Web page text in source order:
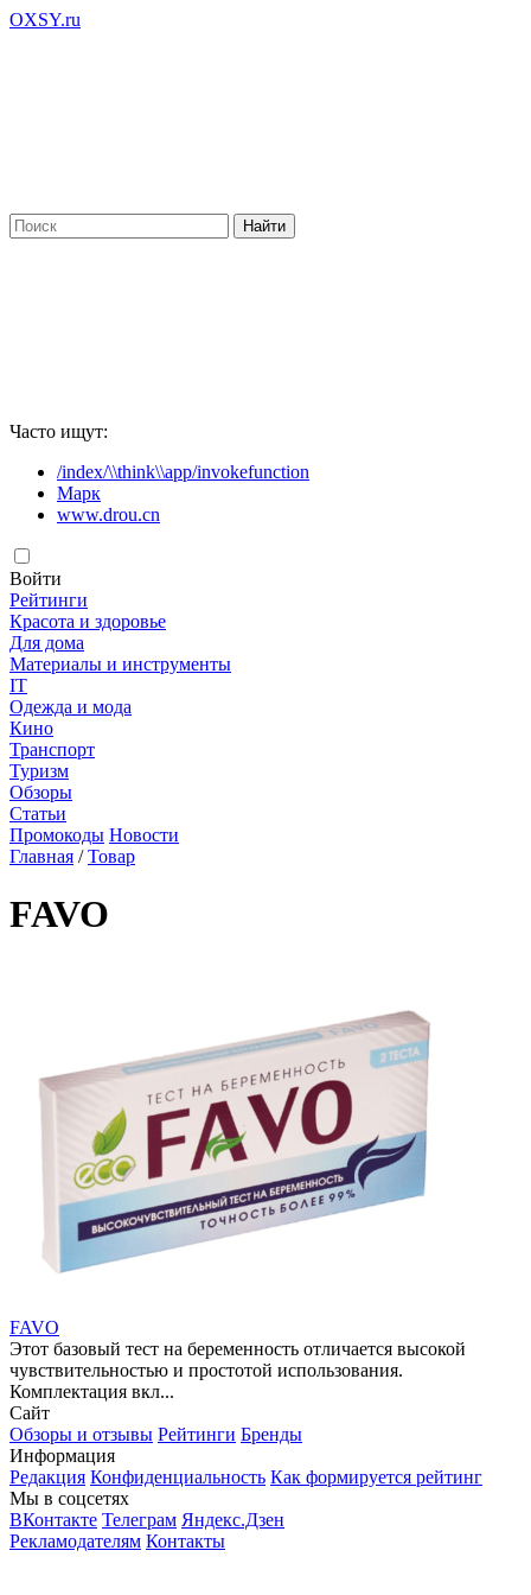
OXSY.ru
Часто ищут:
/index/\\think\\app/invokefunction
Марк
www.drou.cn
Войти
Рейтинги
Красота и здоровье
Для дома
Материалы и инструменты
IT
Одежда и мода
Кино
Транспорт
Туризм
Обзоры
Статьи
Промокоды Новости
Главная /Товар
FAVO
FAVO
Этот базовый тест на беременность отличается высокой
чувствительностью и простотой использования.
Комплектация вкл...
Сайт
Обзоры и отзывы Рейтинги Бренды
Информация
Редакция Конфиденциальность Как формируется рейтинг
Мы в соцсетях
ВКонтакте Телеграм Яндекс.Дзен
Рекламодателям Контакты